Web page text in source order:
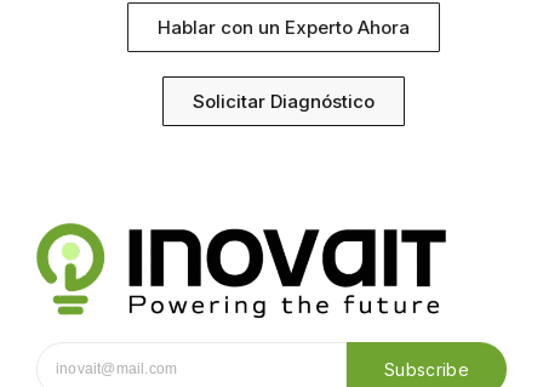
Hablar con un Experto Ahora
Solicitar Diagnóstico
Subscribe